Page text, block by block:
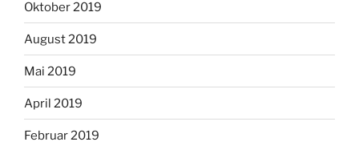
Oktober 2019
August 2019
Mai 2019
April 2019
Februar 2019